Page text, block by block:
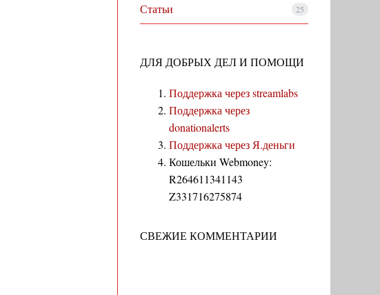
Статьи 25
ДЛЯ ДОБРЫХ ДЕЛ И ПОМОЩИ
Поддержка через streamlabs
Поддержка через
donationalerts
Поддержка через Я.деньги
Кошельки Webmoney:
R264611341143
Z331716275874
СВЕЖИЕ КОММЕНТАРИИ